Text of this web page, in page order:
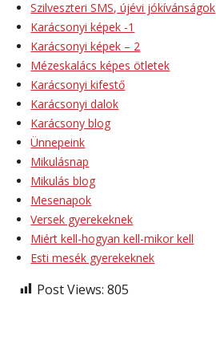
Szilveszteri SMS, újévi jókívánságok
Karácsonyi képek -1
Karácsonyi képek – 2
Mézeskalács képes ötletek
Karácsonyi kifestő
Karácsonyi dalok
Karácsony blog
Ünnepeink
Mikulásnap
Mikulás blog
Mesenapok
Versek gyerekeknek
Miért kell-hogyan kell-mikor kell
Esti mesék gyerekeknek
Post Views: 805